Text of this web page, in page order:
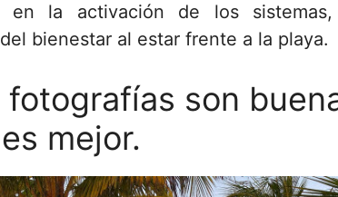
en la activación de los
bienestar al estar frente a la playa.
fotografías son
mejor.